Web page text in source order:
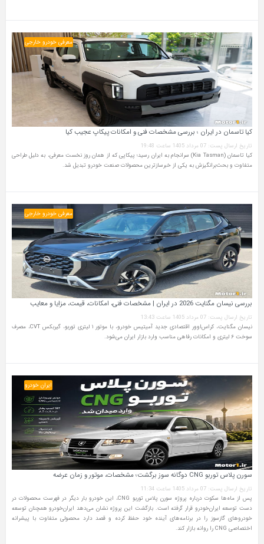
معرفی خودرو خارجی
کیا تاسمان در ایران ؛ بررسی مشخصات فنی و امکانات پیکاپ عجیب کیا
تاریخ ارسال پست: 07 مرداد 1405 ساعت 19:48
کیا تاسمان (Kia Tasman) سرانجام به ایران رسید؛ پیکاپی که از همان روز نخست معرفی، به دلیل طراحی
متفاوت و بحث‌برانگیزش به یکی از خبرسازترین محصولات صنعت خودرو تبدیل شد.
معرفی خودرو خارجی
بررسی نیسان مگنایت 2026 در ایران | مشخصات فنی، امکانات، قیمت، مزایا و معایب
تاریخ ارسال پست: 07 مرداد 1405 ساعت 13:43
نیسان مگنایت، کراس‌اوور اقتصادی جدید آمیتیس خودرو، با موتور ۱ لیتری توربو، گیربکس CVT، مصرف
سوخت ۶ لیتری و امکانات رفاهی مناسب وارد بازار ایران می‌شود.
ایران خودرو
سورن پلاس توربو CNG دوگانه سوز برگشت؛ مشخصات، موتور و زمان عرضه
تاریخ ارسال پست: 07 مرداد 1405 ساعت 11:34
پس از ماه‌ها سکوت درباره پروژه سورن پلاس توربو CNG، این خودرو بار دیگر در فهرست محصولات در
دست توسعه ایران‌خودرو قرار گرفته است. بازگشت این پروژه نشان می‌دهد ایران‌خودرو همچنان توسعه
خودروهای گازسوز را در برنامه‌های آینده خود حفظ کرده و قصد دارد محصولی متفاوت با پیشرانه
اختصاصی CNG را روانه بازار کند.